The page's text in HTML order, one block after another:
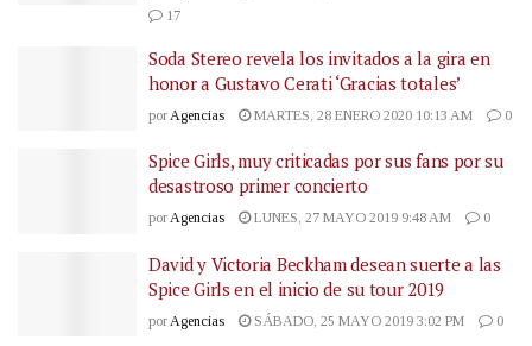
17
Soda Stereo revela los invitados a la gira en
honor a Gustavo Cerati ‘Gracias totales’
por Agencias MARTES, 28 ENERO 2020 10:13 AM 0
Spice Girls, muy criticadas por sus fans por su
desastroso primer concierto
porAgencias LUNES, 27 MAYO 2019 9:48 AM 0
David y Victoria Beckham desean suerte a las
Spice Girls en el inicio de su tour 2019
por Agencias SÁBADO, 25 MAYO 2019 3:02 PM 0